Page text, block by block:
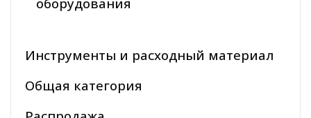
Инструменты и расходный материал
Общая категория